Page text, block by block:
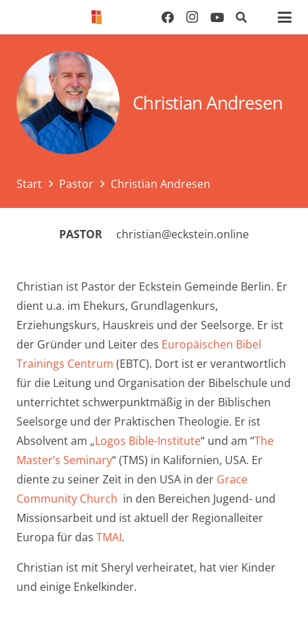
Christian Andresen
Start Pastor Christian Andresen
PASTOR christian@eckstein.online
Christian ist Pastor der Eckstein Gemeinde Berlin. Er
dient u.a. im Ehekurs, Grundlagenkurs,
Erziehungskurs, Hauskreis und der Seelsorge. Er ist
der Gründer und Leiter des Europäischen Bibel
Trainings Centrum (EBTC). Dort ist er verantwortlich
für die Leitung und Organisation der Bibelschule und
unterrichtet schwerpunktmäßig in der Biblischen
Seelsorge und der Praktischen Theologie. Er ist
Absolvent am „Logos Bible-Institute“ und am “The
Master’s Seminary“ (TMS) in Kalifornien, USA. Er
diente zu seiner Zeit in den USA in der Grace
Community Church in den Bereichen Jugend- und
Missionsarbeit und ist aktuell der Regionalleiter
Europa für das TMAI.
Christian ist mit Sheryl verheiratet, hat vier Kinder
und einige Enkelkinder.